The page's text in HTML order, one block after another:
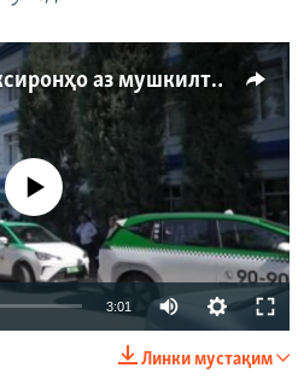
Дар Тоҷикистон таксиронҳо аз мушкилтар шудани кору иҷозаи кор шикоят доранд
кор намекунад
3:01
Линки мустақим